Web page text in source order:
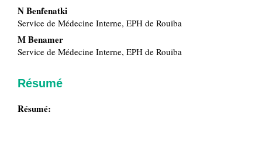
N Benfenatki
Service de Médecine Interne, EPH de Rouiba
M Benamer
Service de Médecine Interne, EPH de Rouiba
Résumé
Résumé: